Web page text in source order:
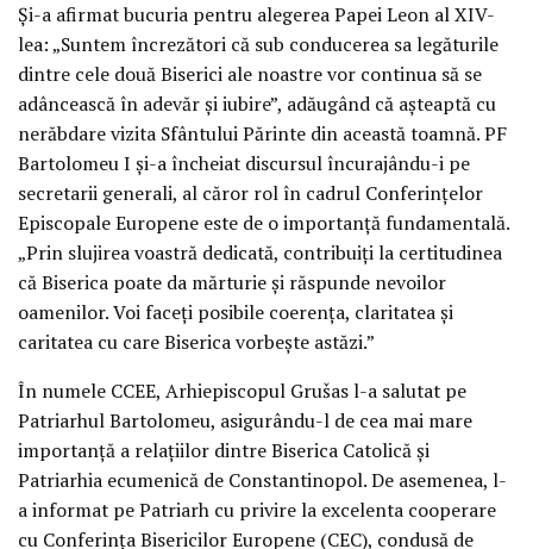
Și-a afirmat bucuria pentru alegerea Papei Leon al XIV-
lea: „Suntem încrezători că sub conducerea sa legăturile
dintre cele două Biserici ale noastre vor continua să se
adâncească în adevăr și iubire”, adăugând că așteaptă cu
nerăbdare vizita Sfântului Părinte din această toamnă. PF
Bartolomeu I și-a încheiat discursul încurajându-i pe
secretarii generali, al căror rol în cadrul Conferințelor
Episcopale Europene este de o importanță fundamentală.
„Prin slujirea voastră dedicată, contribuiți la certitudinea
că Biserica poate da mărturie și răspunde nevoilor
oamenilor. Voi faceți posibile coerența, claritatea și
caritatea cu care Biserica vorbește astăzi.”
În numele CCEE, Arhiepiscopul Grušas l-a salutat pe
Patriarhul Bartolomeu, asigurându-l de cea mai mare
importanță a relațiilor dintre Biserica Catolică și
Patriarhia ecumenică de Constantinopol. De asemenea, l-
a informat pe Patriarh cu privire la excelenta cooperare
cu Conferința Bisericilor Europene (CEC), condusă de